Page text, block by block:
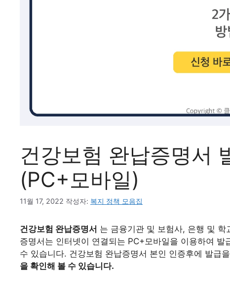
건강보험 완납증명서
(PC+모바일)
11월 17, 2022 작성자: 복지 정책 모음집
건강보험 완납증명서 는 금융기관 및 보험사, 은행 및
증명서는 인터넷이 연결되는 PC+모바일을 이용하여
수 있습니다. 건강보험 완납증명서 본인 인증후에 발급
을 확인해 볼 수 있습니다.